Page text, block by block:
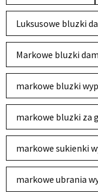
Luksusowe bluzki
Markowe bluzki
markowe bluzki
markowe bluzki za
markowe sukienki
markowe ubrania